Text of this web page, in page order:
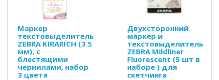
Маркер
текстовыделитель
ZEBRA KIRARICH (3.5
мм), с
блестящими
чернилами, набор
3 цвета
Двухсторонний
маркер и
текстовыделитель
ZEBRA Mildliner
Fluorescent (5 шт в
наборе ) для
скетчинга